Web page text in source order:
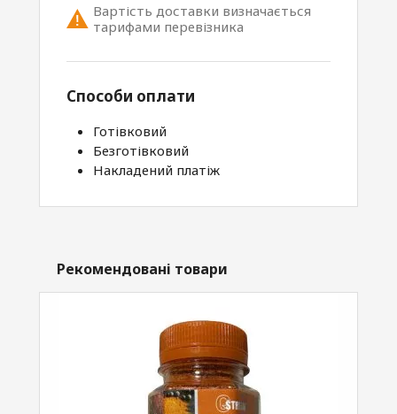
Вартість доставки визначається
тарифами перевізника
Способи оплати
Готівковий
Безготівковий
Накладений платіж
Рекомендовані товари